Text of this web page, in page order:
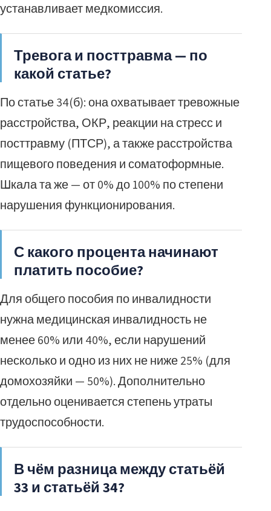
устанавливает медкомиссия.
Тревога и посттравма — по
какой статье?
По статье 34(б): она охватывает тревожные
расстройства, ОКР, реакции на стресс и
посттравму (ПТСР), а также расстройства
пищевого поведения и соматоформные.
Шкала та же — от 0% до 100% по степени
нарушения функционирования.
С какого процента начинают
платить пособие?
Для общего пособия по инвалидности
нужна медицинская инвалидность не
менее 60% или 40%, если нарушений
несколько и одно из них не ниже 25% (для
домохозяйки — 50%). Дополнительно
отдельно оценивается степень утраты
трудоспособности.
В чём разница между статьёй
33 и статьёй 34?